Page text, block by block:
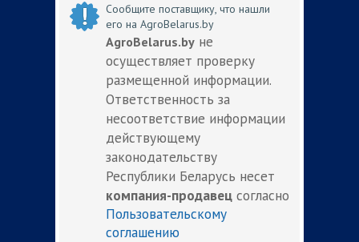
Сообщите поставщику, что нашли
его на AgroBelarus.by
AgroBelarus.by не
осуществляет проверку
размещенной информации.
Ответственность за
несоответствие информации
действующему
законодательству
Республики Беларусь несет
компания-продавец согласно
Пользовательскому
соглашению